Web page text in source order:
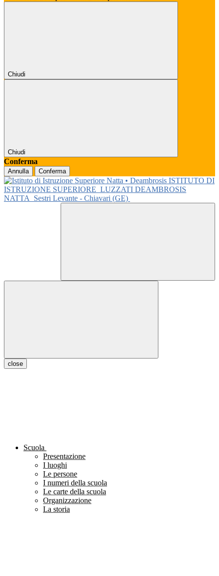
Chiudi
Chiudi
Conferma
Annulla Conferma
ISTITUTO DI
ISTRUZIONE SUPERIORE LUZZATI DEAMBROSIS
NATTA
Sestri Levante - Chiavari (GE)
close
Scuola
Presentazione
I luoghi
Le persone
I numeri della scuola
Le carte della scuola
Organizzazione
La storia